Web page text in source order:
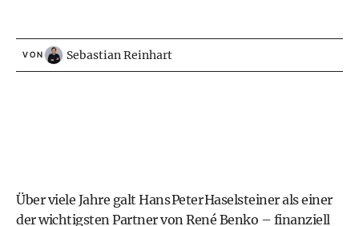
VON Sebastian Reinhart
Über viele Jahre galt Hans Peter Haselsteiner als einer
der wichtigstenPartner von René Benko – finanziell